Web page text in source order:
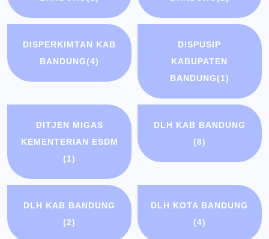
DISPERKIMTAN KAB
BANDUNG(4)
DISPUSIP
KABUPATEN
BANDUNG(1)
DITJEN MIGAS
KEMENTERIAN ESDM
(1)
DLH KAB BANDUNG
(8)
DLH KAB BANDUNG
(2)
DLH KOTA BANDUNG
(4)